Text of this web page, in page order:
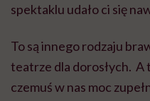
spektaklu udało ci się
To są innego rodzaju
teatrze dla dorosłych. A
czemuś w nas moc